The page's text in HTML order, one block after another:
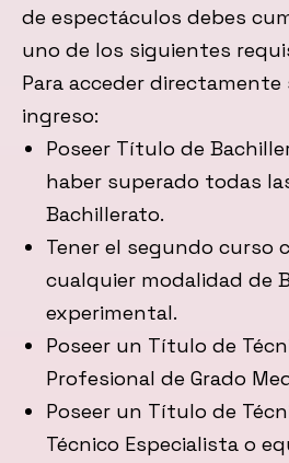
de espectáculos debes
uno de los siguientes
Para acceder directamente
ingreso:
Poseer Título de
haber superado todas
Bachillerato.
Tener el segundo curso
cualquier modalidad de
experimental.
Poseer un Título de
Profesional de Grado
Poseer un Título de
Técnico Especialista o